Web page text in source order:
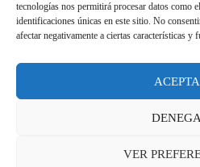
tecnologías nos permitirá procesar datos como
identificaciones únicas en este sitio. No
afectar negativamente a ciertas características y
VER
16/07/2021.
Aviso